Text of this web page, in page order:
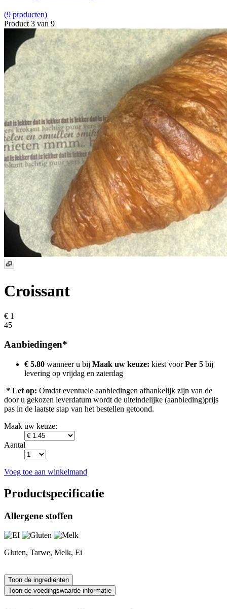
(9 producten)
Product 3 van 9
Croissant
€ 1
45
Aanbiedingen*
€ 5.80 wanneer u bij Maak uw keuze: kiest voorPer 5 bij
levering op vrijdag en zaterdag
* Let op: Omdat eventuele aanbiedingen afhankelijk zijn van de
door u gekozen leverdatum wordt de uiteindelijke (aanbieding)prijs
pas in de laatste stap van het bestellen getoond.
Maak uw keuze:
Aantal
Voeg toe aan winkelmand
Productspecificatie
Allergene stoffen
Gluten, Tarwe, Melk, Ei